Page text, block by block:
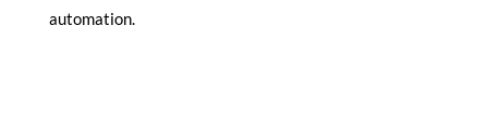
automation.